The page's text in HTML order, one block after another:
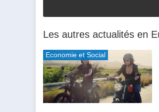
Les autres actualités en
Economie et Social